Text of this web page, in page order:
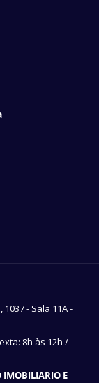
- Sala 11A -
8h às 12h /
IMOBILIARIO E